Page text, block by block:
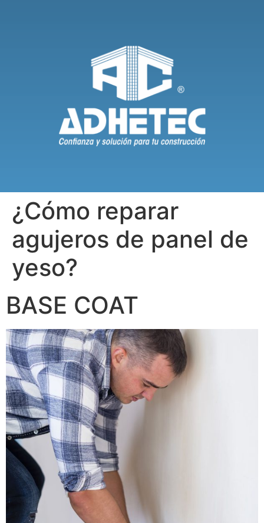
¿Cómo reparar
agujeros de panel de
yeso?
BASE COAT